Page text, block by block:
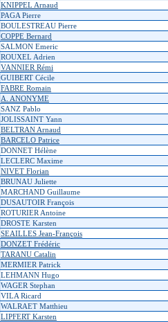
KNIPPEL Arnaud
PAGA Pierre
BOULESTREAU Pierre
COPPE Bernard
SALMON Emeric
ROUXEL Adrien
VANNIER Rémi
GUIBERT Cécile
FABRE Romain
A. ANONYME
SANZ Pablo
JOLISSAINT Yann
BELTRAN Arnaud
BARCELO Patrice
DONNET Hélène
LECLERC Maxime
NIVET Florian
BRUNAU Juliette
MARCHAND Guillaume
DUSAUTOIR François
ROTURIER Antoine
DROSTE Karsten
SEAILLES Jean-François
DONZET Frédéric
TARANU Catalin
MERMIER Patrick
LEHMANN Hugo
WAGER Stephan
VILA Ricard
WALRAET Matthieu
LIPFERT Karsten